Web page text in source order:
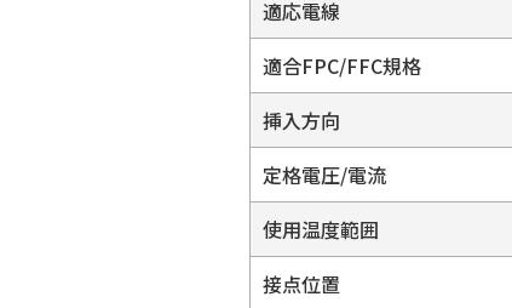
適応電線
適合FPC/FFC規格
挿入方向
定格電圧/電流
使用温度範囲
接点位置